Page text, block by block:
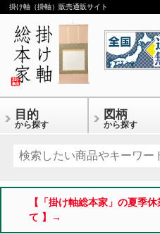
掛け軸（掛軸）販売通販サイト
目的
から探す
図柄
から探す
【「掛け軸総本家」の夏季
て 】→